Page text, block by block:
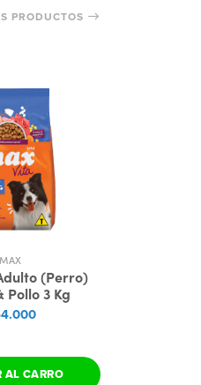
PRODUCTOS
MAX
(Perro)
Pollo 3 Kg
AL CARRO